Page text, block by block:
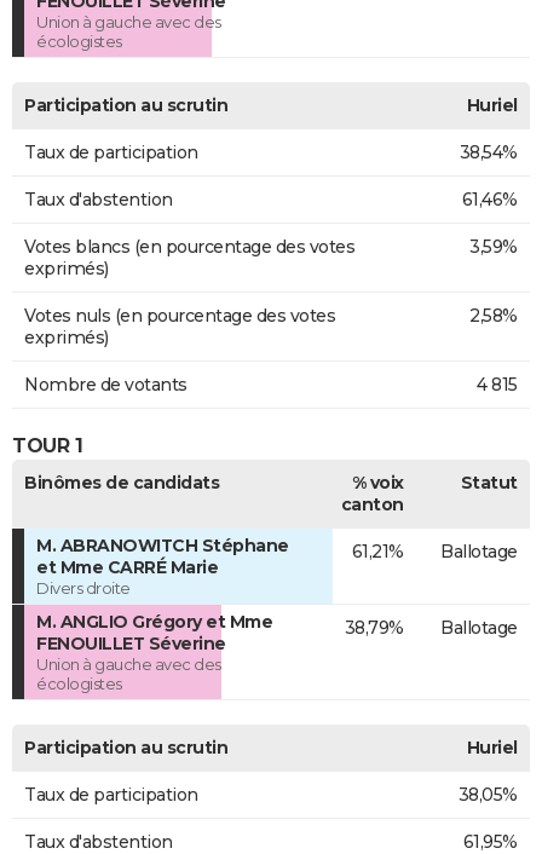
Union à gauche avec des
écologistes
Participation au scrutin Huriel
Taux de participation 38,54%
Taux d'abstention 61,46%
Votes blancs (en pourcentage des votes
exprimés)
3,59%
Votes nuls (en pourcentage des votes
exprimés)
2,58%
Nombre de votants 4 815
TOUR 1
Binômes de candidats
% voix
canton
Statut
M. ABRANOWITCH Stéphane
et Mme CARRÉ Marie
Divers droite
61,21% Ballotage
M. ANGLIO Grégory et Mme
FENOUILLET Séverine
Union à gauche avec des
écologistes
38,79% Ballotage
Participation au scrutin Huriel
Taux de participation 38,05%
Taux d'abstention 61,95%